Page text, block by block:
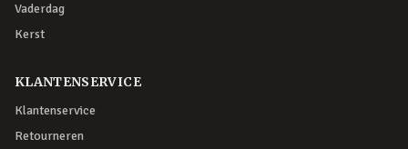
Vaderdag
Kerst
KLANTENSERVICE
Klantenservice
Retourneren